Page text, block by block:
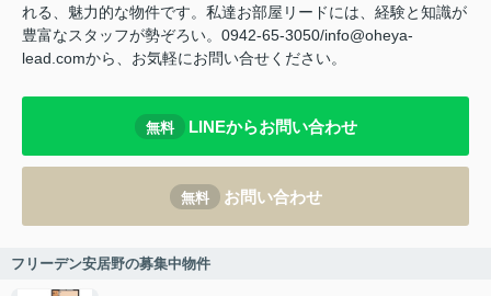
れる、魅力的な物件です。私達お部屋リードには、経験と知識が
豊富なスタッフが勢ぞろい。0942-65-3050/info@oheya-
lead.comから、お気軽にお問い合せください。
無料 LINEからお問い合わせ
無料 お問い合わせ
フリーデン安居野の募集中物件